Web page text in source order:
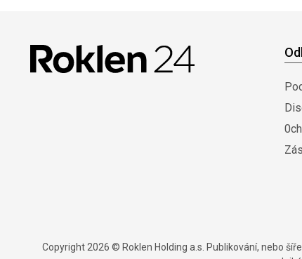
Copyright 2026 © Roklen Holding a.s. Publikování, nebo